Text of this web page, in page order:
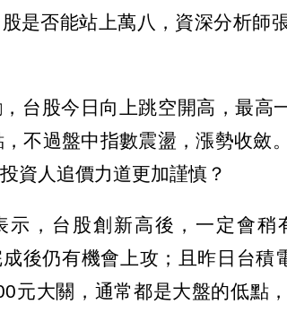
是否能站上萬八，資深分析師
台股今日向上跳空開高，最高
，不過盤中指數震盪，漲勢收斂
資人追價力道更加謹慎？
示，台股創新高後，一定會稍
後仍有機會上攻；且昨日台積
元大關，通常都是大盤的低點